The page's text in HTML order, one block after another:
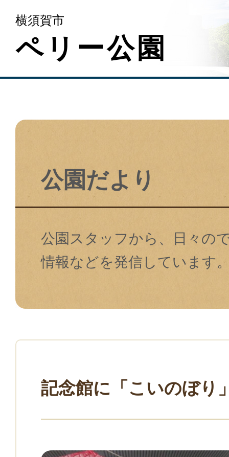
横須賀市
ペリー公園
公園だより
公園スタッフから、日々の
情報などを発信しています
記念館に「こいのぼり